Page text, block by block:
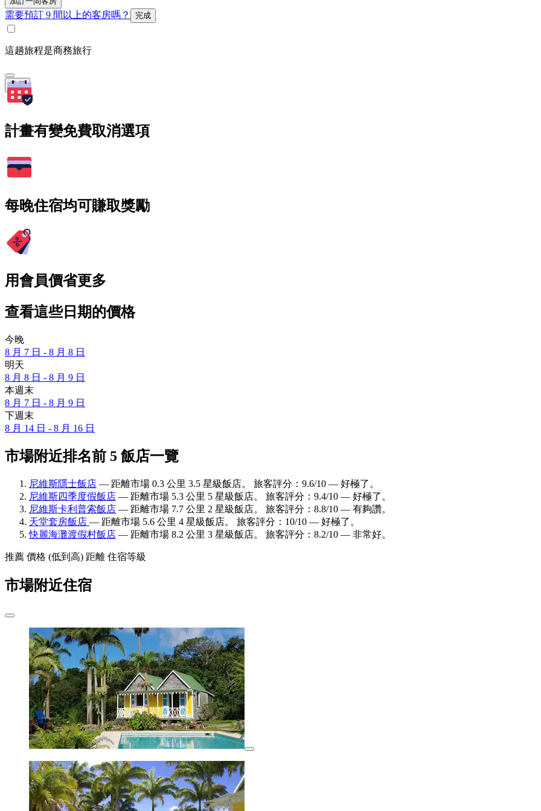
需要預訂 9 間以上的客房嗎？ 完成
這趟旅程是商務旅行
搜尋
計畫有變免費取消選項
每晚住宿均可賺取獎勵
用會員價省更多
查看這些日期的價格
今晚
8 月 7 日 - 8 月 8 日
明天
8 月 8 日 - 8 月 9 日
本週末
8 月 7 日 - 8 月 9 日
下週末
8 月 14 日 - 8 月 16 日
市場附近排名前 5 飯店一覽
尼維斯隱士飯店 — 距離市場 0.3 公里 3.5 星級飯店。 旅客評分：9.6/10 — 好極了。
尼維斯四季度假飯店 — 距離市場 5.3 公里 5 星級飯店。 旅客評分：9.4/10 — 好極了。
尼維斯卡利普索飯店 — 距離市場 7.7 公里 2 星級飯店。 旅客評分：8.8/10 — 有夠讚。
天堂套房飯店 — 距離市場 5.6 公里 4 星級飯店。 旅客評分：10/10 — 好極了。
快麗海灘渡假村飯店 — 距離市場 8.2 公里 3 星級飯店。 旅客評分：8.2/10 — 非常好。
推薦 價格 (低到高) 距離 住宿等級
市場附近住宿